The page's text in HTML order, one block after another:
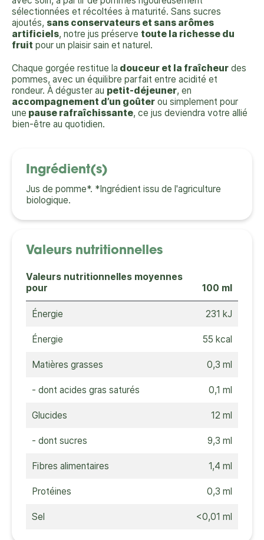
sélectionnées et récoltées à maturité. Sans sucres
ajoutés, sans conservateurs et sans arômes
artificiels, notre jus préserve toute la richesse du
fruit pour un plaisir sain et naturel.
Chaque gorgée restitue la douceur et la fraîcheur des
pommes, avec un équilibre parfait entre acidité et
rondeur. À déguster au petit-déjeuner, en
accompagnement d’un goûter ou simplement pour
une pause rafraîchissante, ce jus deviendra votre allié
bien-être au quotidien.
Ingrédient(s)
Jus de pomme*. *Ingrédient issu de l'agriculture
biologique.
Valeurs nutritionnelles
Valeurs nutritionnelles moyennes
pour
100 ml
Énergie 231 kJ
Énergie 55 kcal
Matières grasses 0,3 ml
- dont acides gras saturés 0,1 ml
Glucides 12 ml
- dont sucres 9,3 ml
Fibres alimentaires 1,4 ml
Protéines 0,3 ml
Sel <0,01 ml